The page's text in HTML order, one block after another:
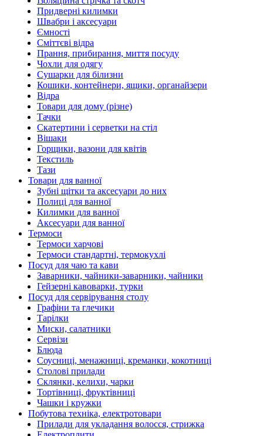
Придверні килимки
Швабри і аксесуари
Ємності
Сміттєві відра
Прання, прибирання, миття посуду
Чохли для одягу
Сушарки для білизни
Кошики, контейнери, ящики, органайзери
Відра
Товари для дому (різне)
Тачки
Скатертини і серветки на стіл
Вішаки
Горщики, вазони для квітів
Текстиль
Тази
Товари для ванної
Зубні щітки та аксесуари до них
Полиці для ванної
Килимки для ванної
Аксесуари для ванної
Термоси
Термоси харчові
Термоси стандартні, термокухлі
Посуд для чаю та кави
Заварники, чайники-заварники, чайники
Гейзерні кавоварки, турки
Посуд для сервірування столу
Графіни та глечики
Тарілки
Миски, салатники
Сервізи
Блюда
Соусниці, менажниці, креманки, кокотниці
Столові прилади
Склянки, келихи, чарки
Тортівниці, фруктівниці
Чашки і кружки
Побутова техніка, електротовари
Прилади для укладання волосся, стрижка